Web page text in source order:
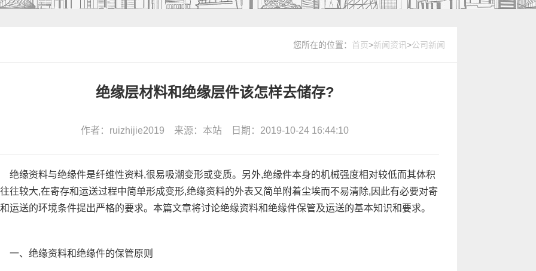
您所在的位置： 首页>新闻资讯>公司新闻
绝缘层材料和绝缘层件该怎样去储存?
作者：ruizhijie2019 来源：本站 日期：2019-10-24 16:44:10
缘资料与绝缘件是纤维性资料,很易吸潮变形或变质。另外,绝缘件本身的机械强度相对较低而其体积
往较大,在寄存和运送过程中简单形成变形,绝缘资料的外表又简单附着尘埃而不易清除,因此有必要对寄
运送的环境条件提出严格的要求。本篇文章将讨论绝缘资料和绝缘件保管及运送的基本知识和要求。
、绝缘资料和绝缘件的保管原则